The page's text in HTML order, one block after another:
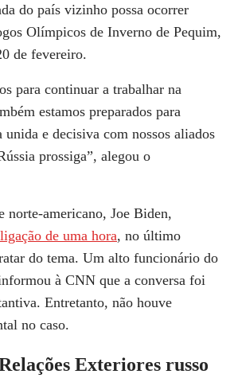
do país vizinho possa ocorrer
Olímpicos de Inverno de Pequim,
de fevereiro.
para continuar a trabalhar na
estamos preparados para
unida e decisiva com nossos aliados
prossiga”, alegou o
norte-americano, Joe Biden,
de uma hora, no último
do tema. Um alto funcionário do
à CNN que a conversa foi
Entretanto, não houve
no caso.
Exteriores russo